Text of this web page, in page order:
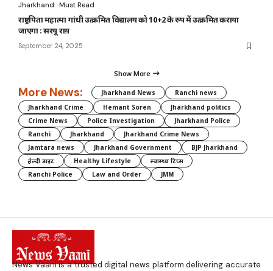
Jharkhand Must Read
राष्ट्रपिता महात्मा गांधी उत्क्रमित विद्यालय को 10+2 के रुप में उत्क्रमित कराया
जाएगा : सरयू राय़
September 24, 2025
Show More
More News: Jharkhand News
Ranchi news
Jharkhand Crime
Hemant Soren
Jharkhand politics
Crime News
Police Investigation
Jharkhand Police
Ranchi
Jharkhand
Jharkhand Crime News
Jamtara news
Jharkhand Government
BJP Jharkhand
हेल्दी डाइट
Healthy Lifestyle
स्वास्थ्य टिप्स
Ranchi Police
Law and Order JMM
News Vaani is a trusted digital news platform delivering accurate